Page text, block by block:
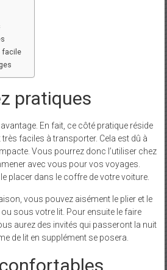
facile
pratiques
avantage. En fait, ce côté pratique réside
faciles à transporter. Cela est dû à
Vous pourrez donc l’utiliser chez
avec vous pour vos voyages.
placer dans le coffre de votre voiture.
vous pouvez aisément le plier et le
sous votre lit. Pour ensuite le faire
aurez des invités qui passeront la nuit
de lit en supplément se posera.